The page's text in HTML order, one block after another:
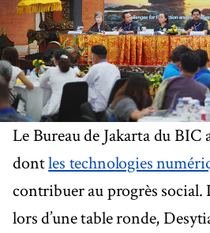
Le Bureau de Jakarta du BIC
dontles technologies
contribuer au progrès social.
lors d’une table ronde,